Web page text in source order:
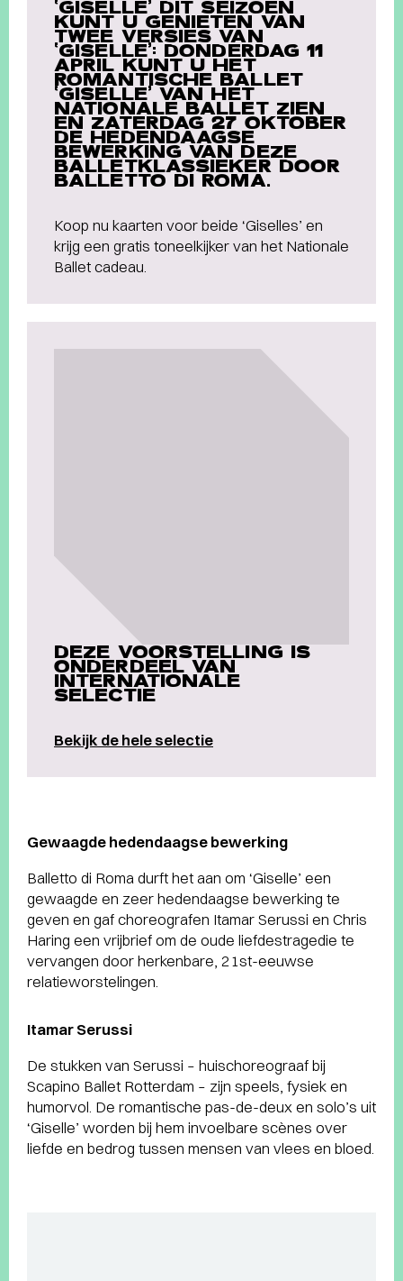
‘GISELLE’ DIT SEIZOEN
KUNT U GENIETEN VAN
TWEE VERSIES VAN
‘GISELLE’: DONDERDAG 11
APRIL KUNT U HET
ROMANTISCHE BALLET
‘GISELLE’ VAN HET
NATIONALE BALLET ZIEN
EN ZATERDAG 27 OKTOBER
DE HEDENDAAGSE
BEWERKING VAN DEZE
BALLETKLASSIEKER DOOR
BALLETTO DI ROMA.
Koop nu kaarten voor beide ‘Giselles’ en
krijg een gratis toneelkijker van het Nationale
Ballet cadeau.
DEZE VOORSTELLING IS
ONDERDEEL VAN
INTERNATIONALE
SELECTIE
Bekijk de hele selectie
Gewaagde hedendaagse bewerking
Balletto di Roma durft het aan om ‘Giselle’ een
gewaagde en zeer hedendaagse bewerking te
geven en gaf choreografen Itamar Serussi en Chris
Haring een vrijbrief om de oude liefdestragedie te
vervangen door herkenbare, 21st-eeuwse
relatieworstelingen.
Itamar Serussi
De stukken van Serussi – huischoreograaf bij
Scapino Ballet Rotterdam – zijn speels, fysiek en
humorvol. De romantische pas-de-deux en solo’s uit
‘Giselle’ worden bij hem invoelbare scènes over
liefde en bedrog tussen mensen van vlees en bloed.